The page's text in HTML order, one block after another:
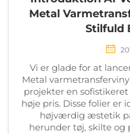
Metal
Stilfuld
Vi er glade for at
Metal
projekter en
høje pris. Disse folier er
højværdig æstetik
herunder tøj, skilte og